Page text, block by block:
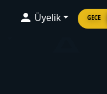
Üyelik GECE